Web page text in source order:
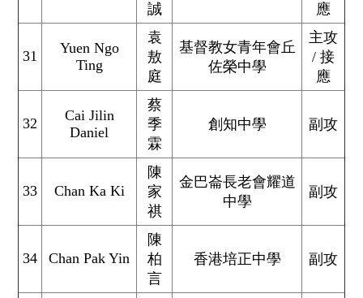
誠 應
31
Yuen Ngo
Ting
袁
敖
庭
基督教女青年會丘
佐榮中學
主攻
/ 接
應
32
Cai Jilin
Daniel
蔡
季
霖
創知中學 副攻
33 Chan Ka Ki
陳
家
祺
金巴崙長老會耀道
中學
副攻
34 Chan Pak Yin
陳
柏
言
香港培正中學 副攻